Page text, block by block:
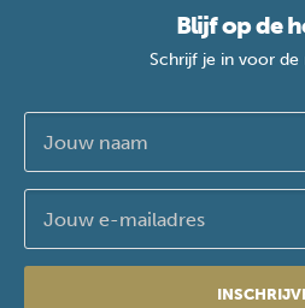
Blijf op de
Schrijf je in voor de